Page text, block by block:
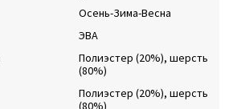
Осень-Зима-Весна
ЭВА
Полиэстер (20%), шерсть
(80%)
Полиэстер (20%), шерсть
(80%)